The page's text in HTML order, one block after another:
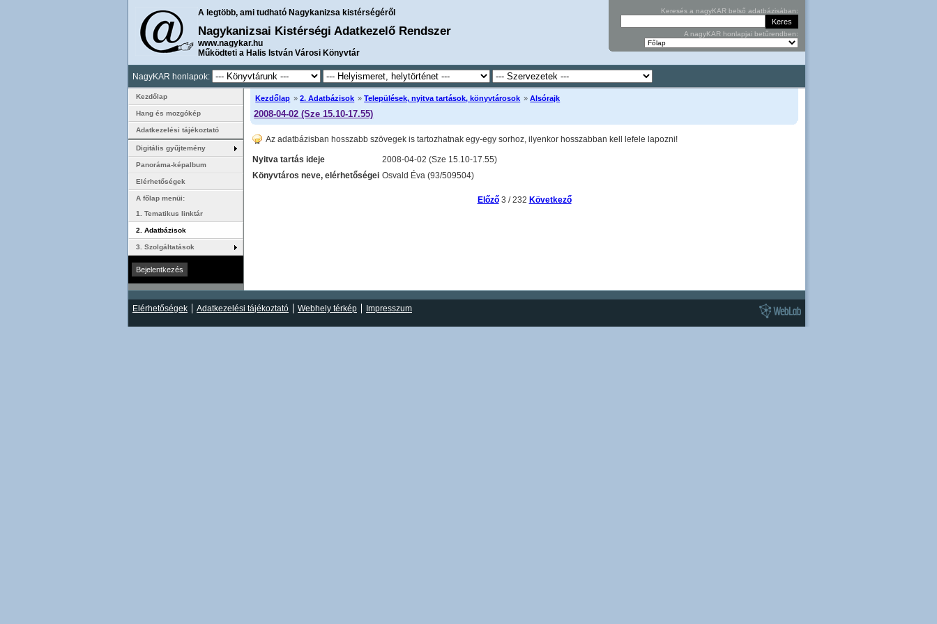
A legtöbb, ami tudható Nagykanizsa kistérségéről
Nagykanizsai Kistérségi Adatkezelő Rendszer
www.nagykar.hu
Működteti a Halis István Városi Könyvtár
Keresés a nagyKAR belső adatbázisában:
A nagyKAR honlapjai betűrendben:
NagyKAR honlapok:
Kezdőlap »2. Adatbázisok »Települések, nyitva tartások, könyvtárosok »Alsórajk
2008-04-02 (Sze 15.10-17.55)
Az adatbázisban hosszabb szövegek is tartozhatnak egy-egy sorhoz, ilyenkor hosszabban kell lefele lapozni!
Nyitva tartás ideje
2008-04-02 (Sze 15.10-17.55)
Könyvtáros neve, elérhetőségei Osvald Éva (93/509504)
Előző3 / 232 Következő
Kezdőlap
Hang és mozgókép
Adatkezelési tájékoztató
Digitális gyűjtemény
Panoráma-képalbum
Elérhetőségek
A főlap menüi:
1. Tematikus linktár
2. Adatbázisok
3. Szolgáltatások
Elérhetőségek Adatkezelési tájékoztató Webhely térkép Impresszum